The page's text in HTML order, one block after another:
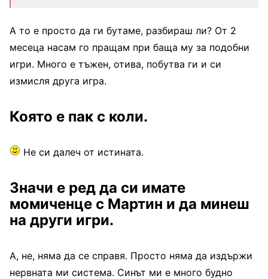
А то е просто да ги бутаме, разбираш ли? От 2
месеца насам го пращам при баща му за подобни
игри. Много е тъжен, отива, побутва ги и си
измисля друга игра.
Която е пак с коли.
Не си далеч от истината.
Значи е ред да си имате
момиченце с Мартин и да минеш
на други игри.
А, не, няма да се справя. Просто няма да издържи
нервната ми система. Синът ми е много будно